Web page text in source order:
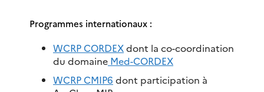
Programmes internationaux :​
WCRP CORDEXdont la co-coordination
du domaine Med-CORDEX
WCRP CMIP6 dont participation à